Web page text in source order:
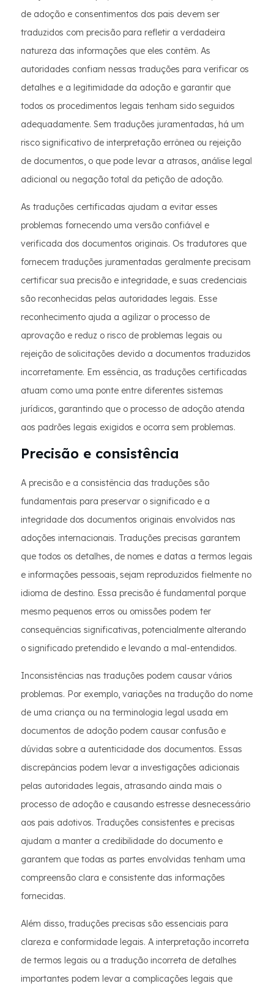
de adoção e consentimentos dos pais devem ser
traduzidos com precisão para refletir a verdadeira
natureza das informações que eles contêm. As
autoridades confiam nessas traduções para verificar os
detalhes e a legitimidade da adoção e garantir que
todos os procedimentos legais tenham sido seguidos
adequadamente. Sem traduções juramentadas, há um
risco significativo de interpretação errônea ou rejeição
de documentos, o que pode levar a atrasos, análise legal
adicional ou negação total da petição de adoção.
As traduções certificadas ajudam a evitar esses
problemas fornecendo uma versão confiável e
verificada dos documentos originais. Os tradutores que
fornecem traduções juramentadas geralmente precisam
certificar sua precisão e integridade, e suas credenciais
são reconhecidas pelas autoridades legais. Esse
reconhecimento ajuda a agilizar o processo de
aprovação e reduz o risco de problemas legais ou
rejeição de solicitações devido a documentos traduzidos
incorretamente. Em essência, as traduções certificadas
atuam como uma ponte entre diferentes sistemas
jurídicos, garantindo que o processo de adoção atenda
aos padrões legais exigidos e ocorra sem problemas.
Precisão e consistência
A precisão e a consistência das traduções são
fundamentais para preservar o significado e a
integridade dos documentos originais envolvidos nas
adoções internacionais. Traduções precisas garantem
que todos os detalhes, de nomes e datas a termos legais
e informações pessoais, sejam reproduzidos fielmente no
idioma de destino. Essa precisão é fundamental porque
mesmo pequenos erros ou omissões podem ter
consequências significativas, potencialmente alterando
o significado pretendido e levando a mal-entendidos.
Inconsistências nas traduções podem causar vários
problemas. Por exemplo, variações na tradução do nome
de uma criança ou na terminologia legal usada em
documentos de adoção podem causar confusão e
dúvidas sobre a autenticidade dos documentos. Essas
discrepâncias podem levar a investigações adicionais
pelas autoridades legais, atrasando ainda mais o
processo de adoção e causando estresse desnecessário
aos pais adotivos. Traduções consistentes e precisas
ajudam a manter a credibilidade do documento e
garantem que todas as partes envolvidas tenham uma
compreensão clara e consistente das informações
fornecidas.
Além disso, traduções precisas são essenciais para
clareza e conformidade legais. A interpretação incorreta
de termos legais ou a tradução incorreta de detalhes
importantes podem levar a complicações legais que